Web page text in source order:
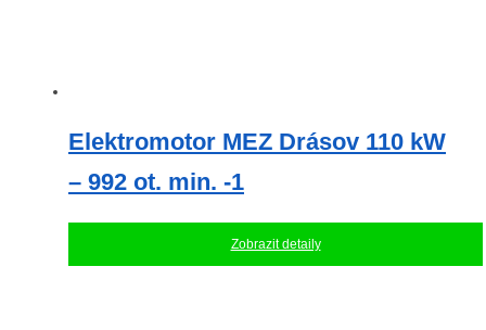
Elektromotor MEZ Drásov 110 kW
– 992 ot. min. -1
Zobrazit detaily